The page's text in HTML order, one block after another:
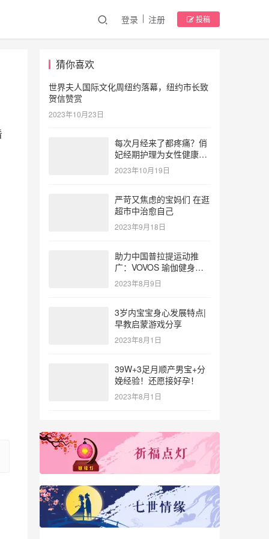
登录 注册 投稿
猜你喜欢
世界夫人国际文化周纽约落幕，纽约市长致
贺信赞赏
2023年10月23日
每次月经来了都疼痛？俏
妃经期护理为女性健康护
航
2023年10月19日
严苛又焦虑的宝妈们 在逛
超市中治愈自己
2023年9月18日
助力中国普拉提运动推
广：VOVOS 瑜伽健身服
参与北体大专业普拉提教
练培训
2023年8月9日
3岁内宝宝身心发展特点|
早教启蒙游戏分享
2023年8月1日
39W+3足月顺产男宝+分
娩经验！还愿接好孕！
2023年8月1日